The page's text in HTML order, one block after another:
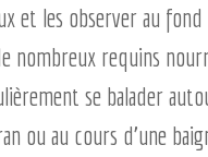
et les observer au fond
nombreux requins
se balader
ou au cours d’une